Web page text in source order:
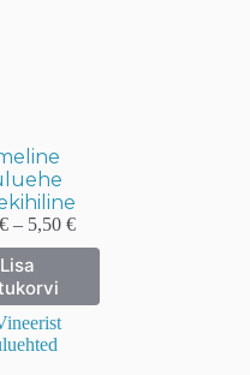
€ – 5,50 €Hinnavahemik:
4,50 €
LisaSellel
tootel
on
mitu
varianti.